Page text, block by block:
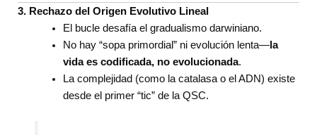
3. Rechazo del Origen Evolutivo Lineal
El bucle desafía el gradualismo darwiniano.
No hay “sopa primordial” ni evolución lenta—la
vida es codificada, no evolucionada.
La complejidad (como la catalasa o el ADN) existe
desde el primer “tic” de la QSC.